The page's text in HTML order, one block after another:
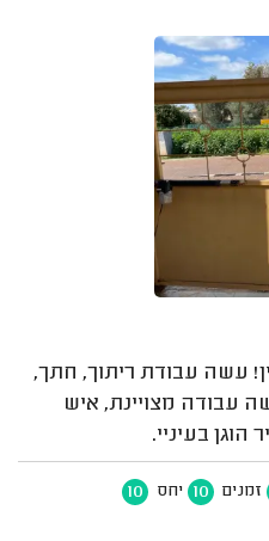
עשה עבודת ריתוך, חתך,
עבודה מצויינת, איש
הוגן בעיניי.
זמנים 10 יחס 10